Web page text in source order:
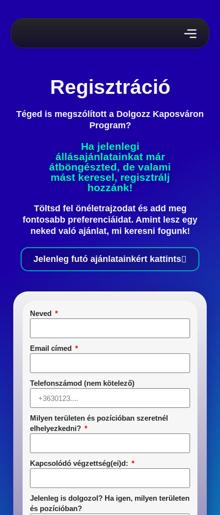
Regisztráció
Téged is megszólított a Dolgozz Kaposváron
Program?
Ha jelenlegi
állásajánlatainkat már
átböngészted, de valami
mást keresel, regisztrálj
hozzánk!
Töltsd fel önéletrajzodat és add meg
fontosabb preferenciáidat. Amint lesz egy
neked való ajánlat, mi keresni fogunk!
Jelenleg futó ajánlatainkért kattints
Neved
Email címed
Telefonszámod (nem kötelező)
Milyen területen és pozícióban szeretnél
elhelyezkedni?
Kapcsolódó végzettség(ei)d:
Jelenleg is dolgozol? Ha igen, milyen területen
és pozícióban?